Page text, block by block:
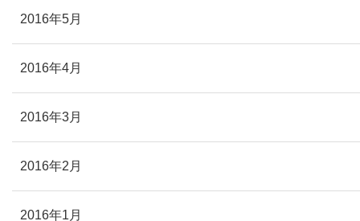
2016年5月
2016年4月
2016年3月
2016年2月
2016年1月